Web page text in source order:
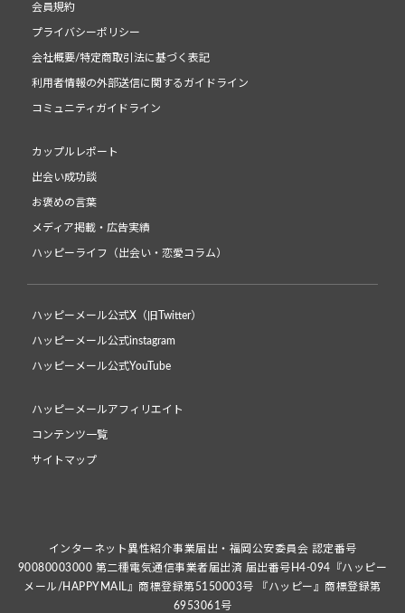
会員規約
プライバシーポリシー
会社概要/特定商取引法に基づく表記
利用者情報の外部送信に関するガイドライン
コミュニティガイドライン
カップルレポート
出会い成功談
お褒めの言葉
メディア掲載・広告実績
ハッピーライフ（出会い・恋愛コラム）
ハッピーメール公式X（旧Twitter）
ハッピーメール公式instagram
ハッピーメール公式YouTube
ハッピーメールアフィリエイト
コンテンツ一覧
サイトマップ
インターネット異性紹介事業届出・福岡公安委員会 認定番号
90080003000 第二種電気通信事業者届出済 届出番号H4-094『ハッピー
メール/HAPPYMAIL』商標登録第5150003号 『ハッピー』商標登録第
6953061号